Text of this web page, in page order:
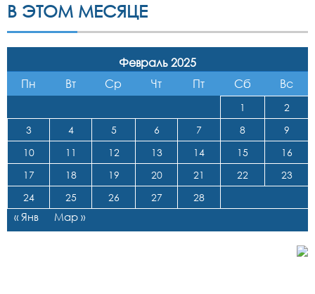
В ЭТОМ МЕСЯЦЕ
Февраль 2025
Пн
Вт Ср Чт Пт Сб Вс
1
2
3
4 5 6 7 8
9
10
11 12 13 14 15
16
17
18 19 20 21 22
23
24
25 26 27 28
« Янв Мар »